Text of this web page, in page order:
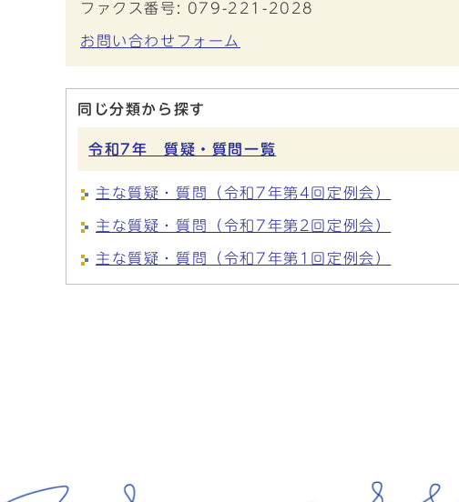
ファクス番号: 079-221-2028
お問い合わせフォーム
同じ分類から探す
令和7年 質疑・質問一覧
主な質疑・質問（令和7年第4回定例会）
主な質疑・質問（令和7年第2回定例会）
主な質疑・質問（令和7年第1回定例会）